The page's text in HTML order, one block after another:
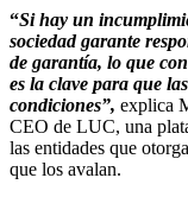
“Si hay un
sociedad garante
de garantía, lo que
es la clave para que
condiciones”, explica
CEO de LUC, una
las entidades que
que los avalan.